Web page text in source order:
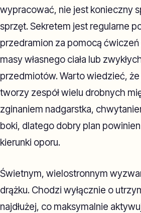
wypracować, nie jest konieczny
sprzęt. Sekretem jest regularne
przedramion za pomocą
masy własnego ciała lub
przedmiotów. Warto wiedzieć,
tworzy zespół wielu drobnych
zginaniem nadgarstka,
boki, dlatego dobry plan
kierunki oporu.
Świetnym, wielostronnym
drążku. Chodzi wyłącznie o
najdłużej, co maksymalnie